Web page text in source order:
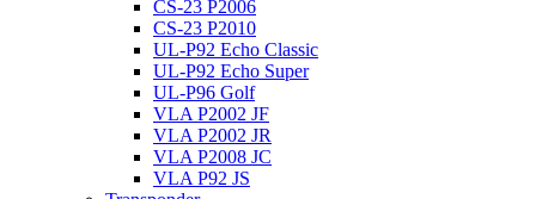
CS-23 P2006
CS-23 P2010
UL-P92 Echo Classic
UL-P92 Echo Super
UL-P96 Golf
VLA P2002 JF
VLA P2002 JR
VLA P2008 JC
VLA P92 JS